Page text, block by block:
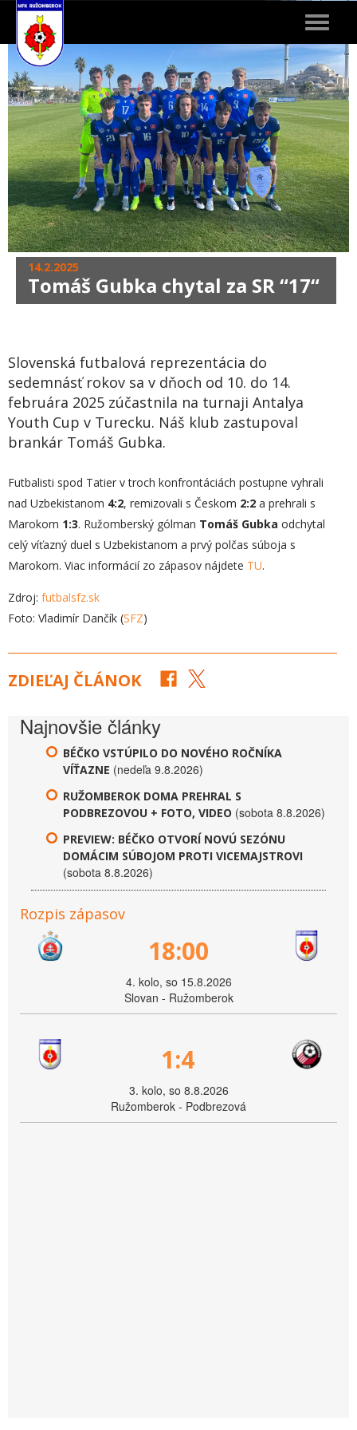
Toggle
14.2.2025
Tomáš Gubka chytal za SR “17“
Slovenská futbalová reprezentácia do
sedemnásť rokov sa v dňoch od 10. do 14.
februára 2025 zúčastnila na turnaji Antalya
Youth Cup v Turecku. Náš klub zastupoval
brankár Tomáš Gubka.
Futbalisti spod Tatier v troch konfrontáciách postupne vyhrali
nad Uzbekistanom 4:2, remizovali s Českom 2:2 a prehrali s
Marokom 1:3. Ružomberský gólman Tomáš Gubka odchytal
celý víťazný duel s Uzbekistanom a prvý polčas súboja s
Marokom. Viac informácií zo zápasov nájdete TU.
Zdroj: futbalsfz.sk
Foto: Vladimír Dančík (SFZ)
ZDIEĽAJ ČLÁNOK
Najnovšie články
BÉČKO VSTÚPILO DO NOVÉHO ROČNÍKA
VÍŤAZNE (nedeľa 9.8.2026)
RUŽOMBEROK DOMA PREHRAL S
PODBREZOVOU + FOTO, VIDEO (sobota 8.8.2026)
PREVIEW: BÉČKO OTVORÍ NOVÚ SEZÓNU
DOMÁCIM SÚBOJOM PROTI VICEMAJSTROVI
(sobota 8.8.2026)
Rozpis zápasov
18:00
4. kolo, so 15.8.2026
Slovan - Ružomberok
1:4
3. kolo, so 8.8.2026
Ružomberok - Podbrezová